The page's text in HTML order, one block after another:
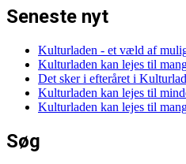
Seneste nyt
Kulturladen - et væld af
Kulturladen kan lejes til
Det sker i efteråret i
Kulturladen kan lejes til
Kulturladen kan lejes til
Søg